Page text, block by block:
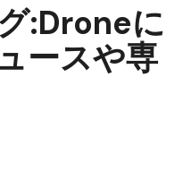
:Droneに
ースや専